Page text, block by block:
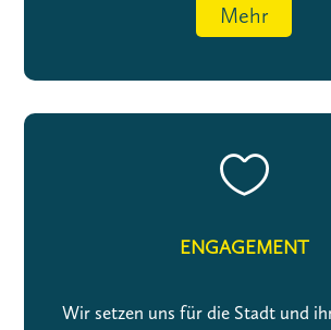
Mehr

ENGAGEMENT
Wir setzen uns für die Stadt und